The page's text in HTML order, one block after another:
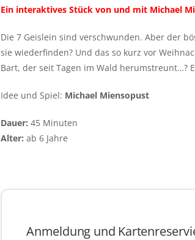
Ein interaktives Stück von und mit Michael
Die 7 Geislein sind verschwunden. Aber der
sie wiederfinden? Und das so kurz vor
Bart, der seit Tagen im Wald
Idee und Spiel: Michael Miensopust
Dauer: 45 Minuten
Alter: ab 6 Jahre
Anmeldung und